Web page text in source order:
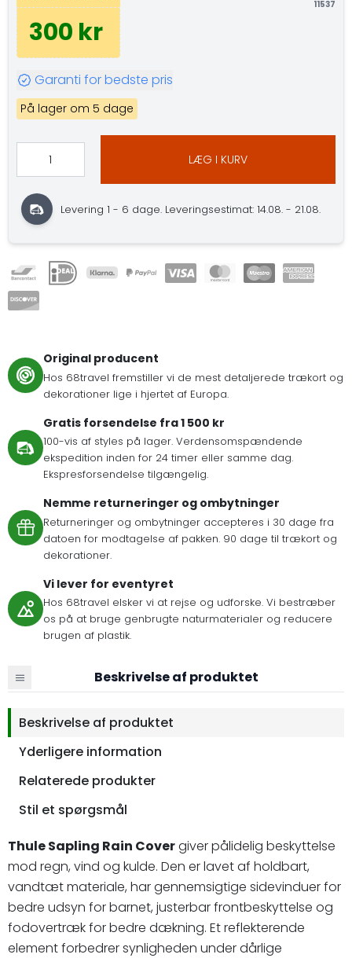
300 kr
11537
Garanti for bedste pris
På lager om 5 dage
LÆG I KURV
Levering 1 - 6 dage. Leveringsestimat: 14.08. - 21.08.
Original producent
Hos 68travel fremstiller vi de mest detaljerede trækort og
dekorationer lige i hjertet af Europa.
Gratis forsendelse fra 1 500 kr
100-vis af styles på lager. Verdensomspændende
ekspedition inden for 24 timer eller samme dag.
Ekspresforsendelse tilgængelig.
Nemme returneringer og ombytninger
Returneringer og ombytninger accepteres i 30 dage fra
datoen for modtagelse af pakken. 90 dage til trækort og
dekorationer.
Vi lever for eventyret
Hos 68travel elsker vi at rejse og udforske. Vi bestræber
os på at bruge genbrugte naturmaterialer og reducere
brugen af plastik.
Beskrivelse af produktet
Beskrivelse af produktet
Yderligere information
Relaterede produkter
Stil et spørgsmål
Thule Sapling Rain Covergiver pålidelig beskyttelse
mod regn, vind og kulde. Den er lavet af holdbart,
vandtæt materiale, har gennemsigtige sidevinduer for
bedre udsyn for barnet, justerbar frontbeskyttelse og
fodovertræk for bedre dækning. Et reflekterende
element forbedrer synligheden under dårlige